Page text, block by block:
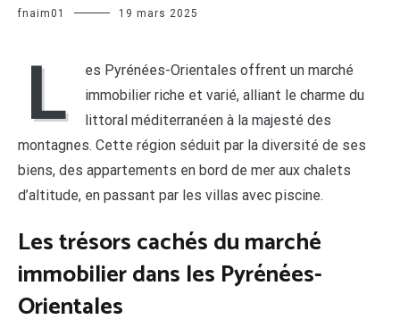
fnaim01 19 mars 2025
L
es Pyrénées-Orientales offrent un marché
immobilier riche et varié, alliant le charme du
littoral méditerranéen à la majesté des
montagnes. Cette région séduit par la diversité de ses
biens, des appartements en bord de mer aux chalets
d’altitude, en passant par les villas avec piscine.
Les trésors cachés du marché
immobilier dans les Pyrénées-
Orientales